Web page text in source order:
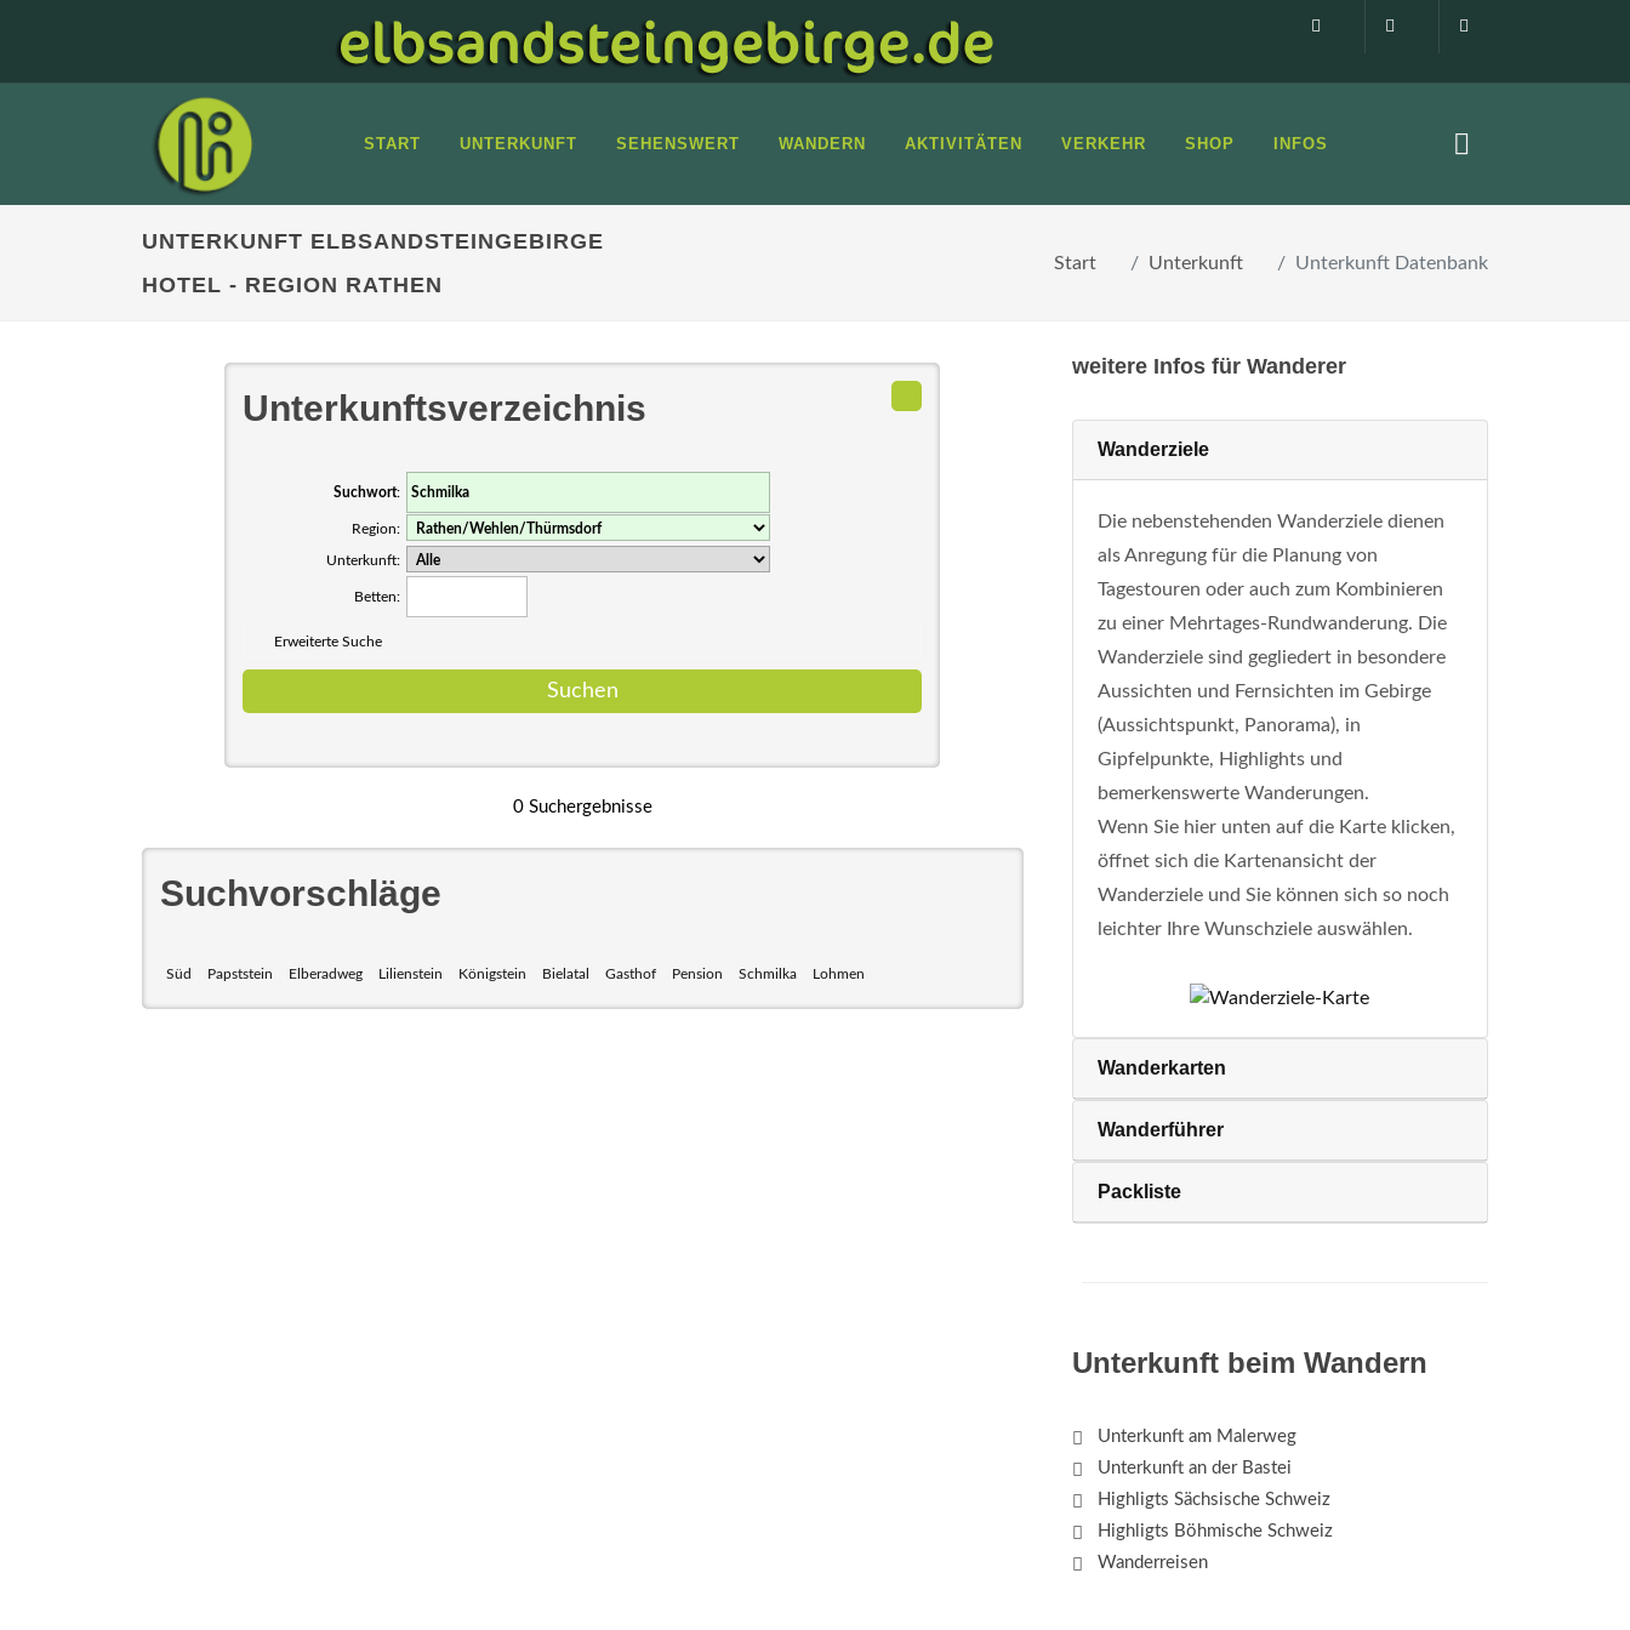
Impressum0160 99873408
START UNTERKUNFT SEHENSWERT WANDERN AKTIVITÄTEN VERKEHR SHOP INFOS
UNTERKUNFT ELBSANDSTEINGEBIRGE
HOTEL - REGION RATHEN
Start Unterkunft Unterkunft Datenbank
Unterkunftsverzeichnis
Suchwort:
Region:
Unterkunft:
Betten:
Erweiterte Suche
0 Suchergebnisse
Suchvorschläge
Süd Papststein Elberadweg Lilienstein Königstein Bielatal Gasthof Pension Schmilka Lohmen
weitere Infos für Wanderer
Wanderziele
Die nebenstehenden Wanderziele dienen
als Anregung für die Planung von
Tagestouren oder auch zum Kombinieren
zu einer Mehrtages-Rundwanderung. Die
Wanderziele sind gegliedert in besondere
Aussichten und Fernsichten im Gebirge
(Aussichtspunkt, Panorama), in
Gipfelpunkte, Highlights und
bemerkenswerte Wanderungen.
Wenn Sie hier unten auf die Karte klicken,
öffnet sich die Kartenansicht der
Wanderziele und Sie können sich so noch
leichter Ihre Wunschziele auswählen.
Wanderkarten
Wanderführer
Packliste
Unterkunft beim Wandern
Unterkunft am Malerweg
Unterkunft an der Bastei
Highligts Sächsische Schweiz
Highligts Böhmische Schweiz
Wanderreisen